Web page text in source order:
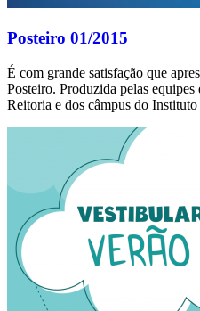
Posteiro 01/2015
É com grande satisfação que
Posteiro. Produzida pelas
Reitoria e dos câmpus do Instituto